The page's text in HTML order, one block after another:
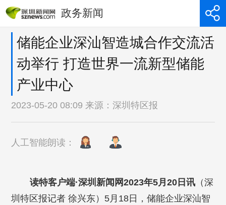
政务新闻
储能企业深汕智造城合作交流活
动举行 打造世界一流新型储能
产业中心
2023-05-20 08:09 来源：深圳特区报
人工智能朗读：
读特客户端·深圳新闻网2023年5月20日讯（深
圳特区报记者徐兴东）5月18日，储能企业深汕智